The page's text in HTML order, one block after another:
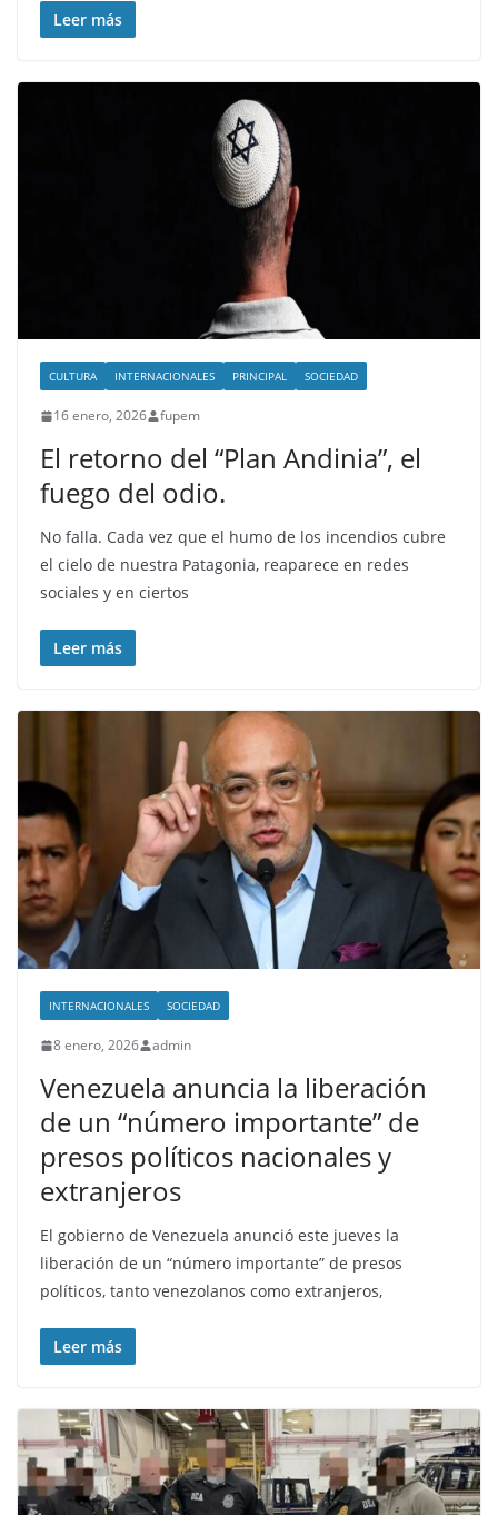
Leer más
CULTURA INTERNACIONALES PRINCIPAL SOCIEDAD
16 enero, 2026 fupem
El retorno del “Plan Andinia”, el
fuego del odio.
No falla. Cada vez que el humo de los incendios cubre
el cielo de nuestra Patagonia, reaparece en redes
sociales y en ciertos
Leer más
INTERNACIONALES SOCIEDAD
8 enero, 2026 admin
Venezuela anuncia la liberación
de un “número importante” de
presos políticos nacionales y
extranjeros
El gobierno de Venezuela anunció este jueves la
liberación de un “número importante” de presos
políticos, tanto venezolanos como extranjeros,
Leer más